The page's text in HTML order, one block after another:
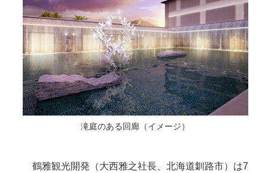
滝庭のある回廊（イメージ）
鶴雅観光開発（大西雅之社長、北海道釧路市）は7